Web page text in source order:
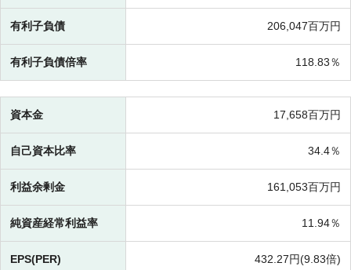
有利子負債 206,047百万円
有利子負債倍率 118.83％
資本金 17,658百万円
自己資本比率 34.4％
利益余剰金 161,053百万円
純資産経常利益率 11.94％
EPS(PER) 432.27円(9.83倍)